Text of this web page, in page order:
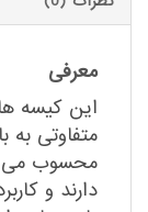
معرفی
این کیسه
متفاوتی به
محسوب
دارند و